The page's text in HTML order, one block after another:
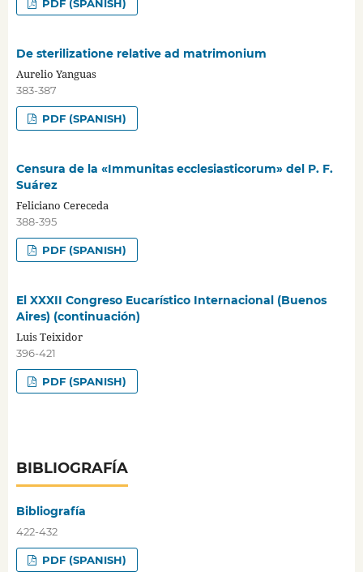
PDF (SPANISH)
De sterilizatione relative ad matrimonium
Aurelio Yanguas
383-387
PDF (SPANISH)
Censura de la «Immunitas ecclesiasticorum» del P. F.
Suárez
Feliciano Cereceda
388-395
PDF (SPANISH)
El XXXII Congreso Eucarístico Internacional (Buenos
Aires) (continuación)
Luis Teixidor
396-421
PDF (SPANISH)
BIBLIOGRAFÍA
Bibliografía
422-432
PDF (SPANISH)